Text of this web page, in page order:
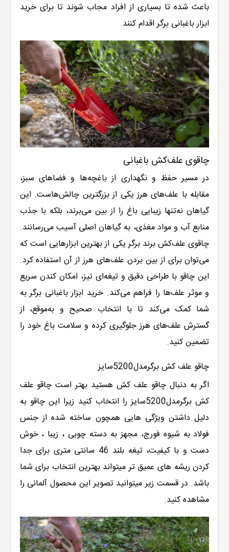
باعث شده تا بسیاری از افراد مجاب شوند تا برای خرید
ابزار باغبانی برگر اقدام کنند.
چاقوی علف‌کش باغبانی
در مسیر حفظ و نگهداری از باغچه‌ها و فضاهای سبز،
مقابله با علف‌های هرز یکی از بزرگترین چالش‌هاست. این
گیاهان نه‌تنها زیبایی باغ را از بین می‌برند، بلکه با جذب
منابع آب و مواد مغذی، به گیاهان اصلی آسیب می‌رسانند.
چاقوی علف‌کش برند برگر یکی از بهترین ابزارهایی است که
می‌توان برای از بین بردن علف‌های هرز از آن استفاده کرد.
این چاقو با طراحی دقیق و تیغه‌ای تیز، امکان کندن سریع
و موثر علف‌ها را فراهم می‌کند. خرید ابزار باغبانی برگر به
شما کمک می‌کند تا با انتخاب صحیح و به‌موقع، از
گسترش علف‌های هرز جلوگیری کرده و سلامت باغ خود را
تضمین کنید.
چاقو علف کش برگرمدل5200سایز
اگر به دنبال چاقو علف کش هستید بهتر است چاقو علف
کش برگرمدل5200سایز
را انتخاب کنید زیرا این چاقو به
دلیل داشتن ویژگی هایی همچون ساخته شده از جنس
فولاد به شیوه فورج، مجهز به دسته چوبی ، زیبا ، خوش
دست و با کیفیت، تیغه بلند 46 سانتی متری برای جدا
کردن ریشه های عمیق تر میتواند بهترین انتخاب برای شما
باشد. در قسمت زیر میتوانید تصویر این محصول آلمانی را
مشاهده کنید.